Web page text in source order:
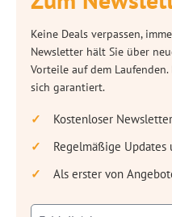
Keine Deals verpassen,
Newsletter hält Sie über
Vorteile auf dem
sich garantiert.
Kostenloser Newsletter
Regelmäßige
Als erster von